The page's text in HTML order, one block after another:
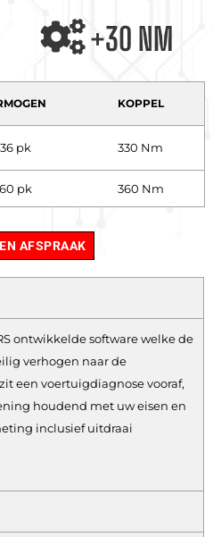
+30 NM
KOPPEL
pk 330 Nm
pk 360 Nm
AFSPRAAK
ontwikkelde software welke de
verhogen naar de
een voertuigdiagnose vooraf,
houdend met uw eisen en
inclusief uitdraai